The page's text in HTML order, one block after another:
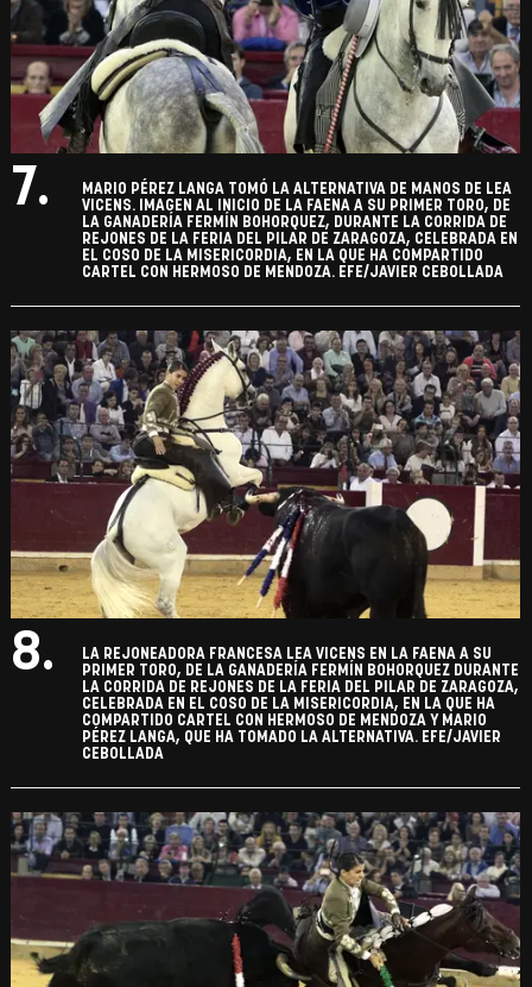
7.
MARIO PÉREZ LANGA TOMÓ LA ALTERNATIVA DE MANOS DE LEA
VICENS. IMAGEN AL INICIO DE LA FAENA A SU PRIMER TORO, DE
LA GANADERÍA FERMÍN BOHORQUEZ, DURANTE LA CORRIDA DE
REJONES DE LA FERIA DEL PILAR DE ZARAGOZA, CELEBRADA EN
EL COSO DE LA MISERICORDIA, EN LA QUE HA COMPARTIDO
CARTEL CON HERMOSO DE MENDOZA. EFE/JAVIER CEBOLLADA
8.
LA REJONEADORA FRANCESA LEA VICENS EN LA FAENA A SU
PRIMER TORO, DE LA GANADERÍA FERMÍN BOHORQUEZ DURANTE
LA CORRIDA DE REJONES DE LA FERIA DEL PILAR DE ZARAGOZA,
CELEBRADA EN EL COSO DE LA MISERICORDIA, EN LA QUE HA
COMPARTIDO CARTEL CON HERMOSO DE MENDOZA Y MARIO
PÉREZ LANGA, QUE HA TOMADO LA ALTERNATIVA. EFE/JAVIER
CEBOLLADA